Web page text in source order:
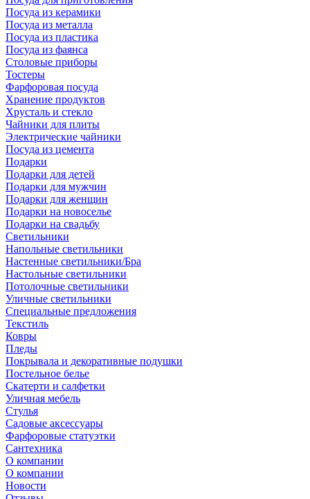
Посуда из керамики
Посуда из металла
Посуда из пластика
Посуда из фаянса
Столовые приборы
Тостеры
Фарфоровая посуда
Хранение продуктов
Хрусталь и стекло
Чайники для плиты
Электрические чайники
Посуда из цемента
Подарки
Подарки для детей
Подарки для мужчин
Подарки для женщин
Подарки на новоселье
Подарки на свадьбу
Светильники
Напольные светильники
Настенные светильники/Бра
Настольные светильники
Потолочные светильники
Уличные светильники
Специальные предложения
Текстиль
Ковры
Пледы
Покрывала и декоративные подушки
Постельное белье
Скатерти и салфетки
Уличная мебель
Стулья
Садовые аксессуары
Фарфоровые статуэтки
Сантехника
О компании
О компании
Новости